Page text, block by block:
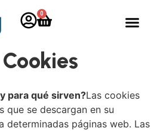
0
para qué sirven?Las cookies
que se descargan en su
determinadas páginas web. Las